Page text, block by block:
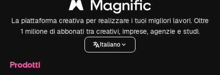
La piattaforma creativa per realizzare i tuoi migliori lavori. Oltre
1 milione di abbonati tra creativi, imprese, agenzie e studi.
Italiano
Prodotti